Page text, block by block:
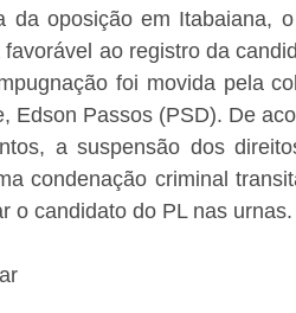
da oposição em Itabaiana,
favorável ao registro da
foi movida pela
Edson Passos (PSD). De
a suspensão dos
condenação criminal
o candidato do PL nas